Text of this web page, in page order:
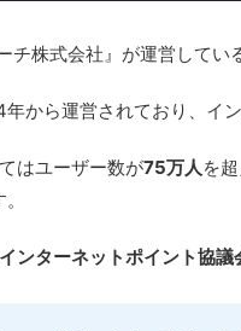
チ株式会社』が運営してい
から運営されており、イ
はユーザー数が75万人を
インターネットポイント協